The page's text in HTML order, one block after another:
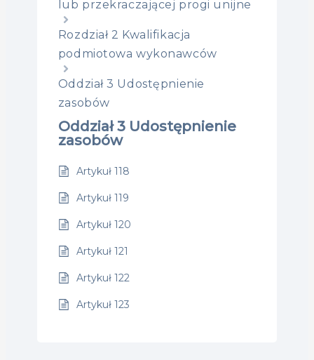
lub przekraczającej progi unijne
Rozdział 2 Kwalifikacja
podmiotowa wykonawców
Oddział 3 Udostępnienie
zasobów
Oddział 3 Udostępnienie
zasobów
Artykuł 118
Artykuł 119
Artykuł 120
Artykuł 121
Artykuł 122
Artykuł 123